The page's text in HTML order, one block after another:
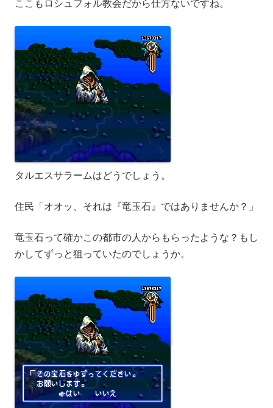
ここもロシュフォル教会だから仕方ないですね。
タルエスサラームはどうでしょう。
住民「オオッ、それは『竜玉石』ではありませんか？」
竜玉石って確かこの都市の人からもらったような？もし
かしてずっと狙っていたのでしょうか。